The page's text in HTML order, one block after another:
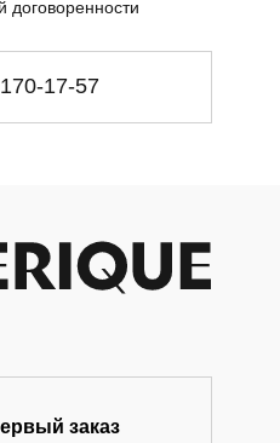
17-57
договоренности
заказ
предметов и